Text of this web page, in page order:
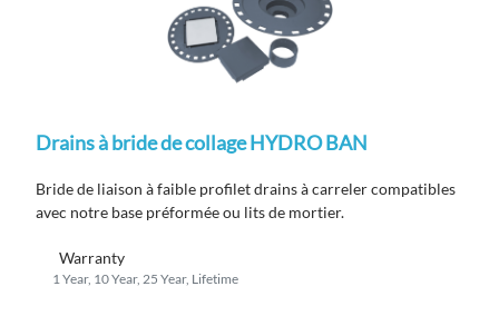
Drains à bride de collage HYDRO BAN
Bride de liaison à faible profiletdrainsà carrelercompatibles
avec notre base préformée ou lits de mortier.
Warranty
1 Year, 10 Year, 25 Year, Lifetime